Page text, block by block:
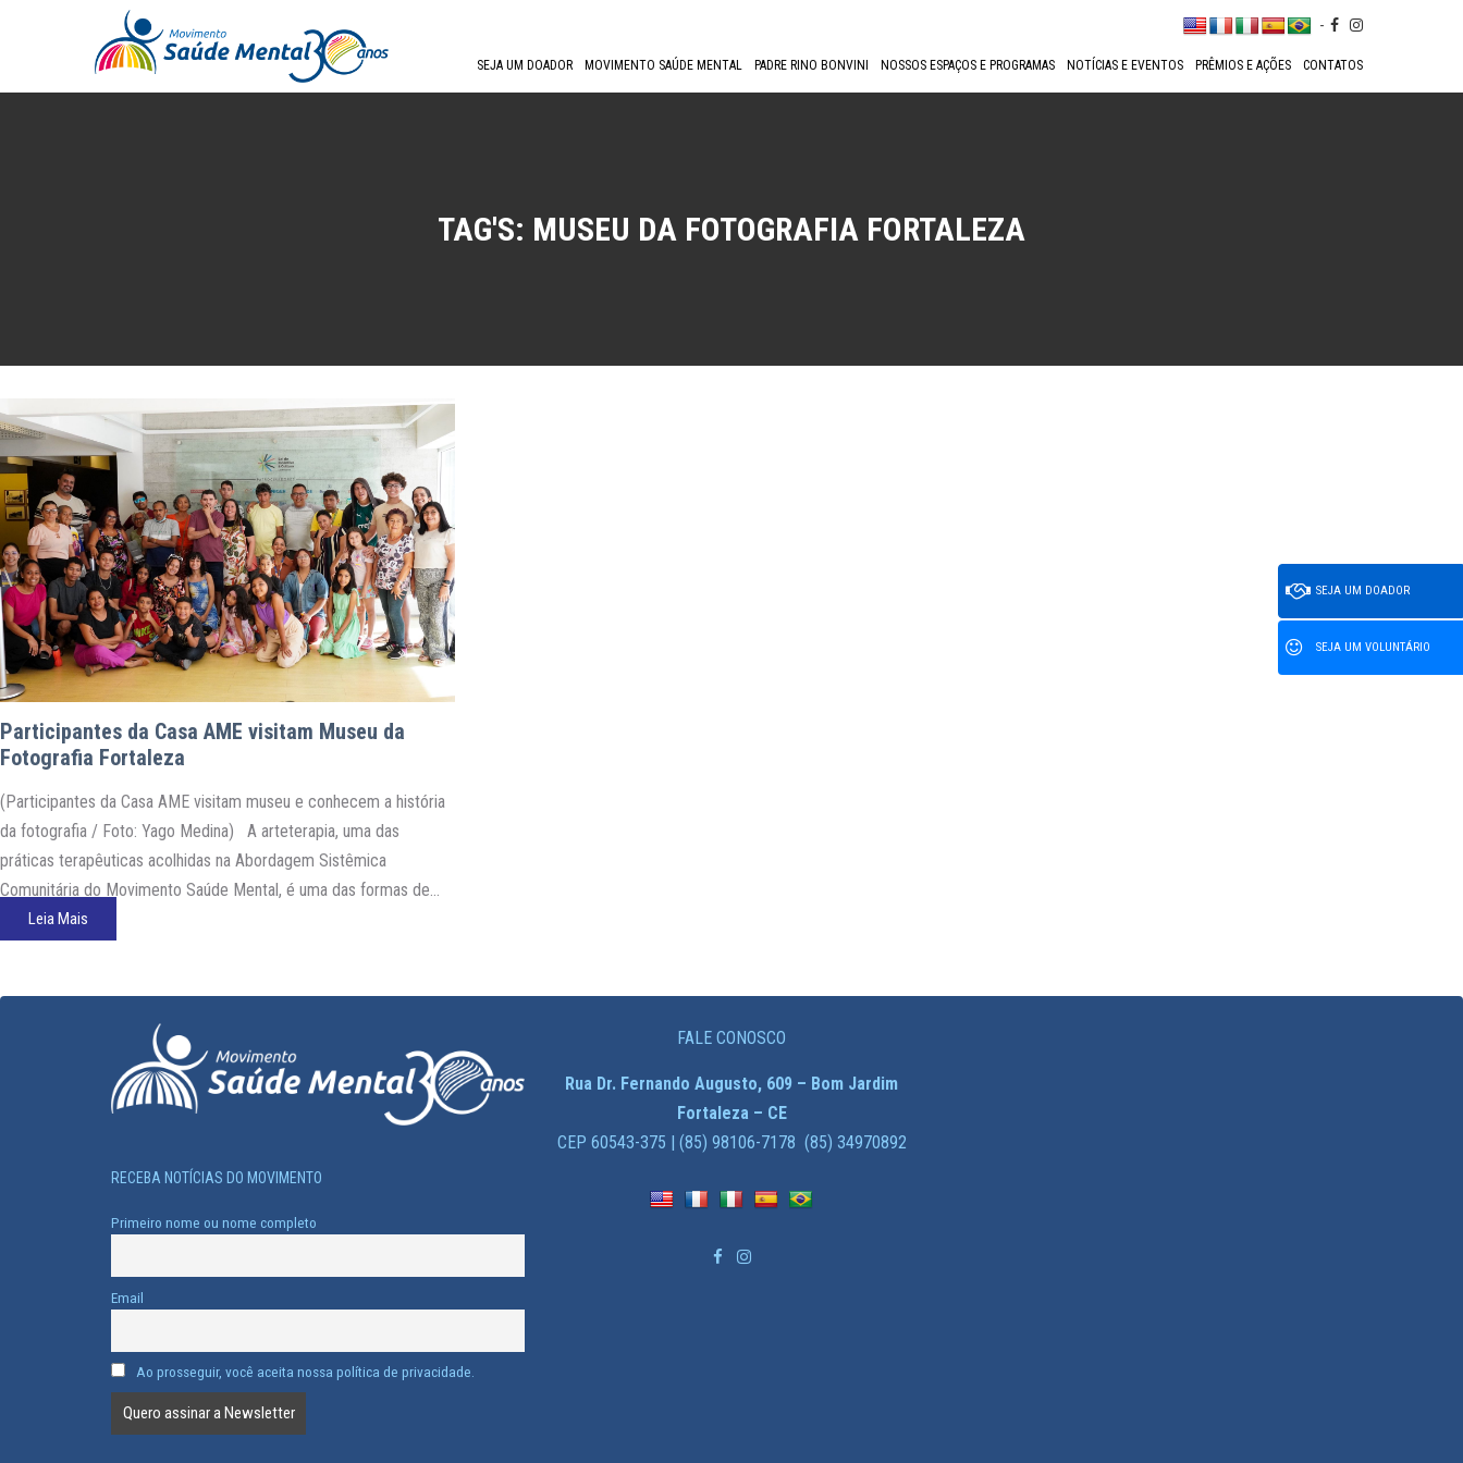
-
SEJA UM DOADOR MOVIMENTO SAÚDE MENTAL PADRE RINO BONVINI NOSSOS ESPAÇOS E PROGRAMAS NOTÍCIAS E EVENTOS PRÊMIOS E AÇÕES CONTATOS
TAG'S: MUSEU DA FOTOGRAFIA FORTALEZA
Participantes da Casa AME visitam Museu da
Fotografia Fortaleza
(Participantes da Casa AME visitam museu e conhecem a história
da fotografia / Foto: Yago Medina) A arteterapia, uma das
práticas terapêuticas acolhidas na Abordagem Sistêmica
Comunitária do Movimento Saúde Mental, é uma das formas de
manifestação do inconsciente do artista. Na tarde da quinta-feira,
Leia Mais
RECEBA NOTÍCIAS DO MOVIMENTO
Primeiro nome ou nome completo
Email
Ao prosseguir, você aceita nossa política de privacidade.
FALE CONOSCO
Rua Dr. Fernando Augusto, 609 – Bom Jardim
Fortaleza – CE
CEP 60543-375 | (85) 98106-7178 (85) 34970892
SEJA UM DOADOR
SEJA UM VOLUNTÁRIO